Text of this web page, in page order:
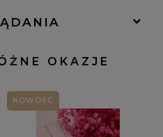
OKAZJE
NOWOŚĆ